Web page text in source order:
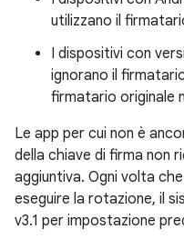
utilizzano il
I dispositivi con
ignorano il
firmatario originale
Le app per cui non è
della chiave di firma non
aggiuntiva. Ogni volta
eseguire la rotazione, il
v3.1 per impostazione